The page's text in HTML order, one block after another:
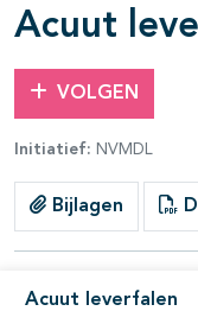
Acuut
VOLGEN
Initiatief: NVMDL
Bijlagen
Acuut leverfalen
open- en